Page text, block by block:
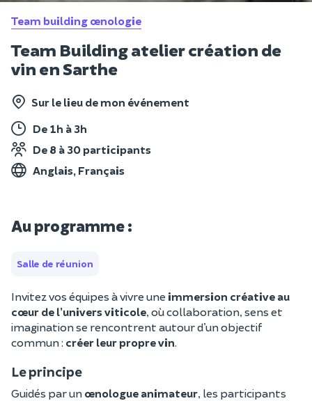
Team building œnologie
Team Building atelier création de
vin en Sarthe
Sur le lieu de mon événement
De 1h à 3h
De 8 à 30 participants
Anglais, Français
Au programme :
Salle de réunion
Invitez vos équipes à vivre une immersion créative au
cœur de l’univers viticole, où collaboration, sens et
imagination se rencontrent autour d’un objectif
commun : créer leur propre vin.
Le principe
Guidés par un œnologue animateur, les participants